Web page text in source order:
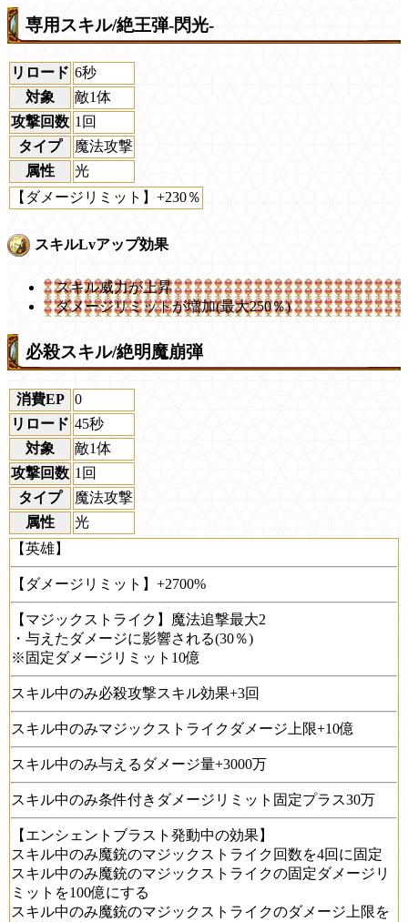
専用スキル/絶王弾-閃光-
リロード 6秒
対象
敵1体
攻撃回数 1回
タイプ
魔法攻撃
属性
光
【ダメージリミット】+230％
スキルLvアップ効果
スキル威力が上昇
ダメージリミットが増加(最大250％)
必殺スキル/絶明魔崩弾
消費EP
0
リロード 45秒
対象
敵1体
攻撃回数 1回
タイプ
魔法攻撃
属性
光
【英雄】
【ダメージリミット】+2700%
【マジックストライク】魔法追撃最大2
・与えたダメージに影響される(30％)
※固定ダメージリミット10億
スキル中のみ必殺攻撃スキル効果+3回
スキル中のみマジックストライクダメージ上限+10億
スキル中のみ与えるダメージ量+3000万
スキル中のみ条件付きダメージリミット固定プラス30万
【エンシェントブラスト発動中の効果】
スキル中のみ魔銃のマジックストライク回数を4回に固定
スキル中のみ魔銃のマジックストライクの固定ダメージリ
ミットを100億にする
スキル中のみ魔銃のマジックストライクのダメージ上限を